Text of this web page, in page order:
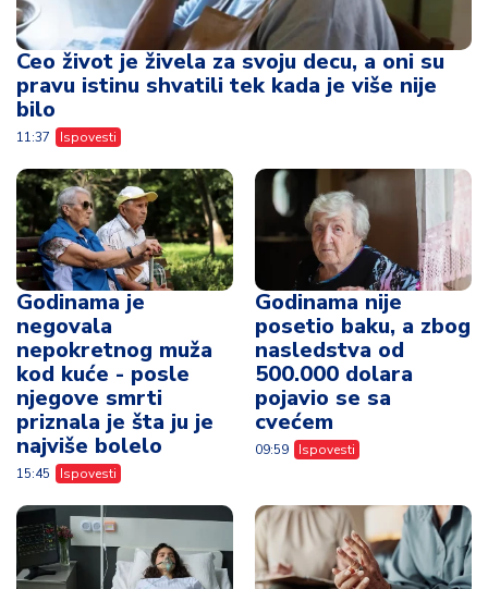
Ceo život je živela za svoju decu, a oni su
pravu istinu shvatili tek kada je više nije
bilo
11:37 Ispovesti
Godinama je
negovala
nepokretnog muža
kod kuće - posle
njegove smrti
priznala je šta ju je
najviše bolelo
15:45 Ispovesti
Godinama nije
posetio baku, a zbog
nasledstva od
500.000 dolara
pojavio se sa
cvećem
09:59 Ispovesti